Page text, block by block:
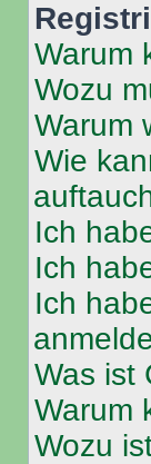
Warum
Wozu
Warum
Wie
Ich
Ich
Ich
Was ist
Warum
Wozu